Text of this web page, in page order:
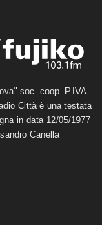
soc. coop. P.IVA
Città è una testata
in data 12/05/1977
Canella